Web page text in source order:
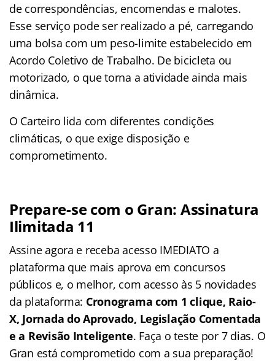
de correspondências, encomendas e malotes.
Esse serviço pode ser realizado a pé, carregando
uma bolsa com um peso-limite estabelecido em
Acordo Coletivo de Trabalho. De bicicleta ou
motorizado, o que torna a atividade ainda mais
dinâmica.
O Carteiro lida com diferentes condições
climáticas, o que exige disposição e
comprometimento.
Prepare-se com o Gran: Assinatura
Ilimitada 11
Assine agora e receba acesso IMEDIATO a
plataforma que mais aprova em concursos
públicos e, o melhor, com acesso às 5 novidades
da plataforma: Cronograma com 1 clique, Raio-
X, Jornada do Aprovado, Legislação Comentada
e a Revisão Inteligente. Faça o teste por 7 dias. O
Gran está comprometido com a sua preparação!